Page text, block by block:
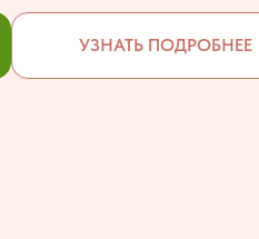
УЗНАТЬ ПОДРОБНЕЕ